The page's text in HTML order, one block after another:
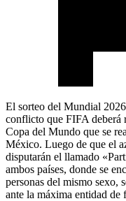
El sorteo del Mundial
conflicto que FIFA deberá
Copa del Mundo que se
México. Luego de que el
disputarán el llamado
ambos países, donde se
personas del mismo sexo,
ante la máxima entidad de